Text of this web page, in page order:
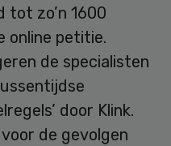
tot zo’n 1600
online petitie.
de specialisten
door Klink.
de gevolgen